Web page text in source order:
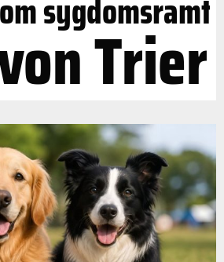
sygdomsramt
Trier